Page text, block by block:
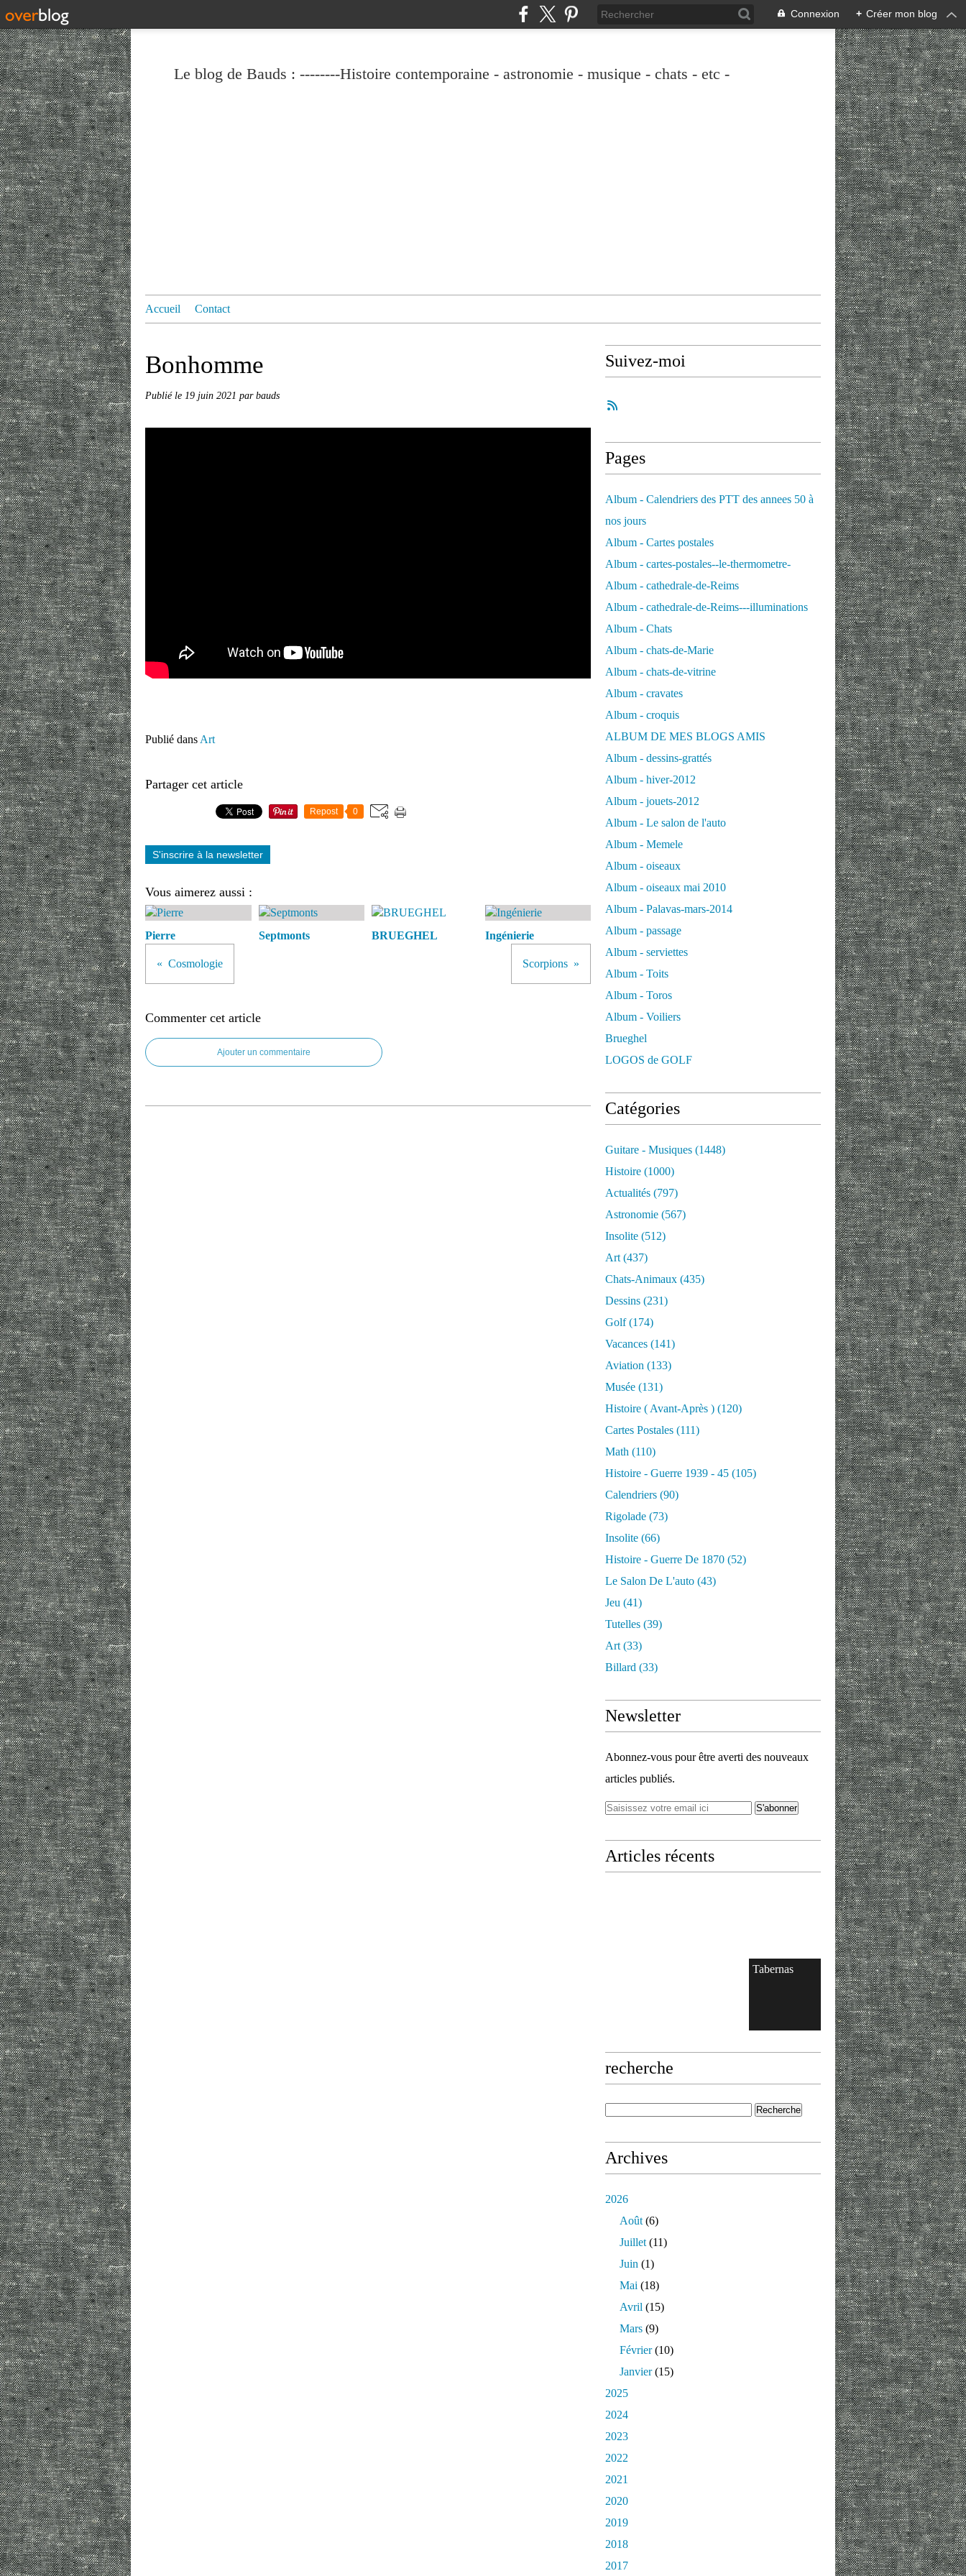
Connexion + Créer mon blog
Le blog de Bauds : --------Histoire contemporaine - astronomie - musique - chats - etc -
Accueil Contact
Bonhomme
Publié le 19 juin 2021 par bauds
Publié dans Art
Partager cet article
Repost 0
S'inscrire à la newsletter
Vous aimerez aussi :
Pierre Septmonts BRUEGHEL Ingénierie
Cosmologie Scorpions
Commenter cet article
Ajouter un commentaire
Suivez-moi
Pages
Album - Calendriers des PTT des annees 50 à
nos jours
Album - Cartes postales
Album - cartes-postales--le-thermometre-
Album - cathedrale-de-Reims
Album - cathedrale-de-Reims---illuminations
Album - Chats
Album - chats-de-Marie
Album - chats-de-vitrine
Album - cravates
Album - croquis
ALBUM DE MES BLOGS AMIS
Album - dessins-grattés
Album - hiver-2012
Album - jouets-2012
Album - Le salon de l'auto
Album - Memele
Album - oiseaux
Album - oiseaux mai 2010
Album - Palavas-mars-2014
Album - passage
Album - serviettes
Album - Toits
Album - Toros
Album - Voiliers
Brueghel
LOGOS de GOLF
Catégories
Guitare - Musiques (1448)
Histoire (1000)
Actualités (797)
Astronomie (567)
Insolite (512)
Art (437)
Chats-Animaux (435)
Dessins (231)
Golf(174)
Vacances (141)
Aviation (133)
Musée (131)
Histoire ( Avant-Après ) (120)
Cartes Postales (111)
Math (110)
Histoire - Guerre 1939 - 45 (105)
Calendriers (90)
Rigolade (73)
Insolite (66)
Histoire - Guerre De 1870 (52)
Le Salon De L'auto (43)
Jeu (41)
Tutelles (39)
Art (33)
Billard (33)
Newsletter
Abonnez-vous pour être averti des nouveaux
articles publiés.
Articles récents
Tabernas
recherche
Archives
2026
Août (6)
Juillet (11)
Juin (1)
Mai (18)
Avril (15)
Mars (9)
Février(10)
Janvier(15)
2025
2024
2023
2022
2021
2020
2019
2018
2017